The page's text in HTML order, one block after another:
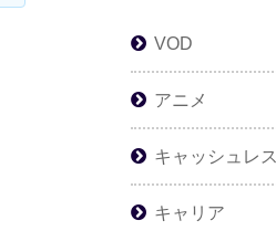
VOD
アニメ
キャッシュレス
キャリア